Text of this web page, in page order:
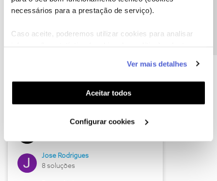
necessários para a prestação de serviço).
Caso aceite, poderemos utilizar cookies para analisar
funcionalidades (cookies de personalização e
funcionalidade) e adaptar anúncios aos seus interesses
(cookies de publicidade personalizada). Pode gerir a
utilização dos cookies clicando em "Configurar
Ver mais detalhes
Aceitar todos
Configurar cookies
Hall of Fame de junho
Jose Rodrigues
8 soluções